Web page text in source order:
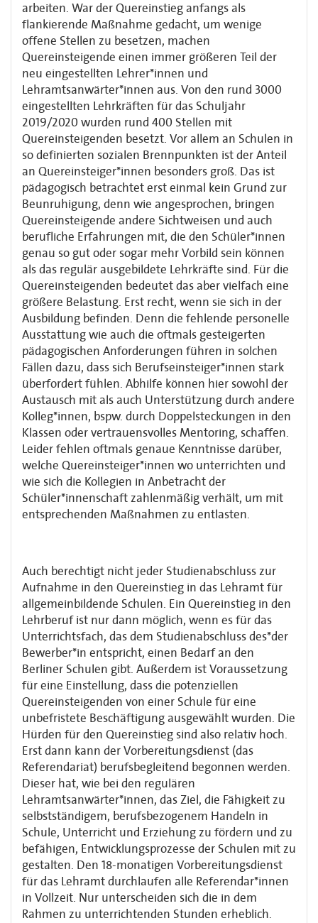
arbeiten. War der Quereinstieg anfangs als
flankierende Maßnahme gedacht, um wenige
offene Stellen zu besetzen, machen
Quereinsteigende einen immer größeren Teil der
neu eingestellten Lehrer*innen und
Lehramtsanwärter*innen aus. Von den rund 3000
eingestellten Lehrkräften für das Schuljahr
2019/2020 wurden rund 400 Stellen mit
Quereinsteigenden besetzt. Vor allem an Schulen in
so definierten sozialen Brennpunkten ist der Anteil
an Quereinsteiger*innen besonders groß. Das ist
pädagogisch betrachtet erst einmal kein Grund zur
Beunruhigung, denn wie angesprochen, bringen
Quereinsteigende andere Sichtweisen und auch
berufliche Erfahrungen mit, die den Schüler*innen
genau so gut oder sogar mehr Vorbild sein können
als das regulär ausgebildete Lehrkräfte sind. Für die
Quereinsteigenden bedeutet das aber vielfach eine
größere Belastung. Erst recht, wenn sie sich in der
Ausbildung befinden. Denn die fehlende personelle
Ausstattung wie auch die oftmals gesteigerten
pädagogischen Anforderungen führen in solchen
Fällen dazu, dass sich Berufseinsteiger*innen stark
überfordert fühlen. Abhilfe können hier sowohl der
Austausch mit als auch Unterstützung durch andere
Kolleg*innen, bspw. durch Doppelsteckungen in den
Klassen oder vertrauensvolles Mentoring, schaffen.
Leider fehlen oftmals genaue Kenntnisse darüber,
welche Quereinsteiger*innen wo unterrichten und
wie sich die Kollegien in Anbetracht der
Schüler*innenschaft zahlenmäßig verhält, um mit
entsprechenden Maßnahmen zu entlasten.
Auch berechtigt nicht jeder Studienabschluss zur
Aufnahme in den Quereinstieg in das Lehramt für
allgemeinbildende Schulen. Ein Quereinstieg in den
Lehrberuf ist nur dann möglich, wenn es für das
Unterrichtsfach, das dem Studienabschluss des*der
Bewerber*in entspricht, einen Bedarf an den
Berliner Schulen gibt. Außerdem ist Voraussetzung
für eine Einstellung, dass die potenziellen
Quereinsteigenden von einer Schule für eine
unbefristete Beschäftigung ausgewählt wurden. Die
Hürden für den Quereinstieg sind also relativ hoch.
Erst dann kann der Vorbereitungsdienst (das
Referendariat) berufsbegleitend begonnen werden.
Dieser hat, wie bei den regulären
Lehramtsanwärter*innen, das Ziel, die Fähigkeit zu
selbstständigem, berufsbezogenem Handeln in
Schule, Unterricht und Erziehung zu fördern und zu
befähigen, Entwicklungsprozesse der Schulen mit zu
gestalten. Den 18-monatigen Vorbereitungsdienst
für das Lehramt durchlaufen alle Referendar*innen
in Vollzeit. Nur unterscheiden sich die in dem
Rahmen zu unterrichtenden Stunden erheblich.